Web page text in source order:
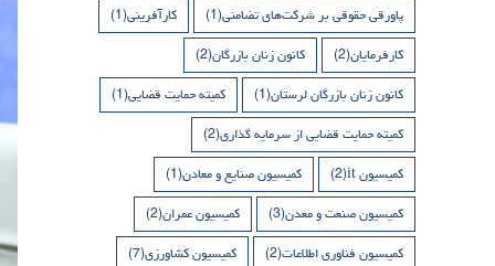
پاورقی حقوقی بر شرکت‌های تضامنی(1) کارآفرینی(1)
کارفرمایان(2) کانون زنان بازرگان(2)
کانون زنان بازرگان لرستان(1) کمیته حمایت قضایی(1)
کمیته حمایت قضایی از سرمایه گذاری(2)
کمیسیون it (2) کمیسیون صنایع و معادن(1)
کمیسیون صنعت و معدن(3) کمیسیون عمران(2)
کمیسیون فناوری اطلاعات(2) کمیسیون کشاورزی(7)